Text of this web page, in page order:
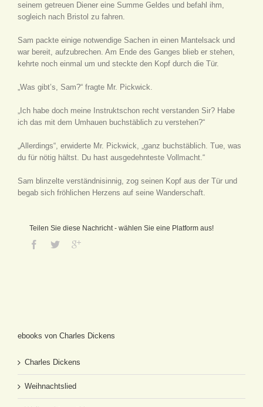
seinem getreuen Diener eine Summe Geldes und befahl ihm,
sogleich nach Bristol zu fahren.
Sam packte einige notwendige Sachen in einen Mantelsack und
war bereit, aufzubrechen. Am Ende des Ganges blieb er stehen,
kehrte noch einmal um und steckte den Kopf durch die Tür.
„Was gibt’s, Sam?“ fragte Mr. Pickwick.
„Ich habe doch meine Instruktschon recht verstanden Sir? Habe
ich das mit dem Umhauen buchstäblich zu verstehen?“
„Allerdings“, erwiderte Mr. Pickwick, „ganz buchstäblich. Tue, was
du für nötig hältst. Du hast ausgedehnteste Vollmacht.“
Sam blinzelte verständnisinnig, zog seinen Kopf aus der Tür und
begab sich fröhlichen Herzens auf seine Wanderschaft.
Teilen Sie diese Nachricht - wählen Sie eine Platform aus!
ebooks von Charles Dickens
Charles Dickens
Weihnachtslied